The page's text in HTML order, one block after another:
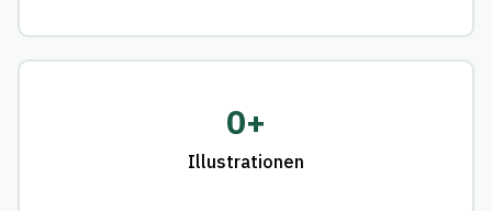
0+
Illustrationen